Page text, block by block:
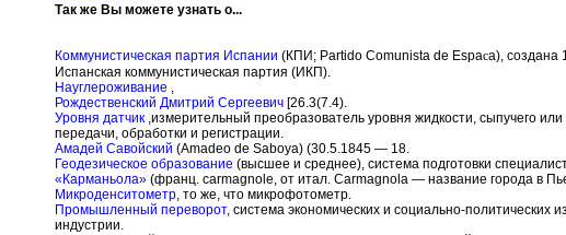
Так же Вы можете узнать о...
Коммунистическая партия Испании (КПИ; Partido Comunista de Espaсa), создана
Испанская коммунистическая партия (ИКП).
Науглероживание ,
Рождественский Дмитрий Сергеевич [26.3(7.4).
Уровня датчик ,измерительный преобразователь уровня жидкости, сыпучего
передачи, обработки и регистрации.
Амадей Савойский (Amadeo de Saboya) (30.5.1845 — 18.
Геодезическое образование (высшее и среднее), система подготовки
«Карманьола» (франц. carmagnole, от итал. Carmagnola — название города в
Микроденситометр, то же, что микрофотометр.
Промышленный переворот, система экономических и социально-
индустрии.